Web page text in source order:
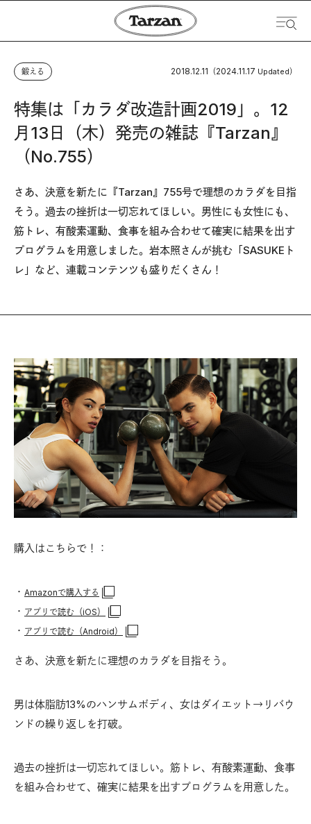
鍛える 2018.12.11 （2024.11.17 Updated）
特集は「カラダ改造計画2019」。12
月13日（木）発売の雑誌『Tarzan』
（No.755）
さあ、決意を新たに『Tarzan』755号で理想のカラダを目指
そう。過去の挫折は一切忘れてほしい。男性にも女性にも、
筋トレ、有酸素運動、食事を組み合わせて確実に結果を出す
プログラムを用意しました。岩本照さんが挑む「SASUKEト
レ」など、連載コンテンツも盛りだくさん！
購入はこちらで！：
・ Amazonで購入する
・ アプリで読む（iOS）
・ アプリで読む（Android）
さあ、決意を新たに理想のカラダを目指そう。
男は体脂肪13%のハンサムボディ、女はダイエット→リバウ
ンドの繰り返しを打破。
過去の挫折は一切忘れてほしい。筋トレ、有酸素運動、食事
を組み合わせて、確実に結果を出すプログラムを用意した。